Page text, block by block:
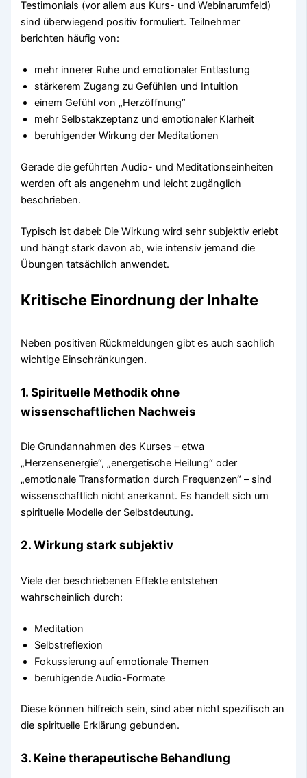
Testimonials (vor allem aus Kurs- und Webinarumfeld)
sind überwiegend positiv formuliert. Teilnehmer
berichten häufig von:
mehr innerer Ruhe und emotionaler Entlastung
stärkerem Zugang zu Gefühlen und Intuition
einem Gefühl von „Herzöffnung“
mehr Selbstakzeptanz und emotionaler Klarheit
beruhigender Wirkung der Meditationen
Gerade die geführten Audio- und Meditationseinheiten
werden oft als angenehm und leicht zugänglich
beschrieben.
Typisch ist dabei: Die Wirkung wird sehr subjektiv erlebt
und hängt stark davon ab, wie intensiv jemand die
Übungen tatsächlich anwendet.
Kritische Einordnung der Inhalte
Neben positiven Rückmeldungen gibt es auch sachlich
wichtige Einschränkungen.
1. Spirituelle Methodik ohne
wissenschaftlichen Nachweis
Die Grundannahmen des Kurses – etwa
„Herzensenergie“, „energetische Heilung“ oder
„emotionale Transformation durch Frequenzen“ – sind
wissenschaftlich nicht anerkannt. Es handelt sich um
spirituelle Modelle der Selbstdeutung.
2. Wirkung stark subjektiv
Viele der beschriebenen Effekte entstehen
wahrscheinlich durch:
Meditation
Selbstreflexion
Fokussierung auf emotionale Themen
beruhigende Audio-Formate
Diese können hilfreich sein, sind aber nicht spezifisch an
die spirituelle Erklärung gebunden.
3. Keine therapeutische Behandlung